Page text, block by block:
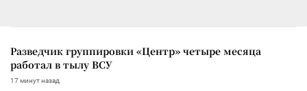
Разведчик группировки «Центр» четыре месяца
работал в тылу ВСУ
17 минут назад